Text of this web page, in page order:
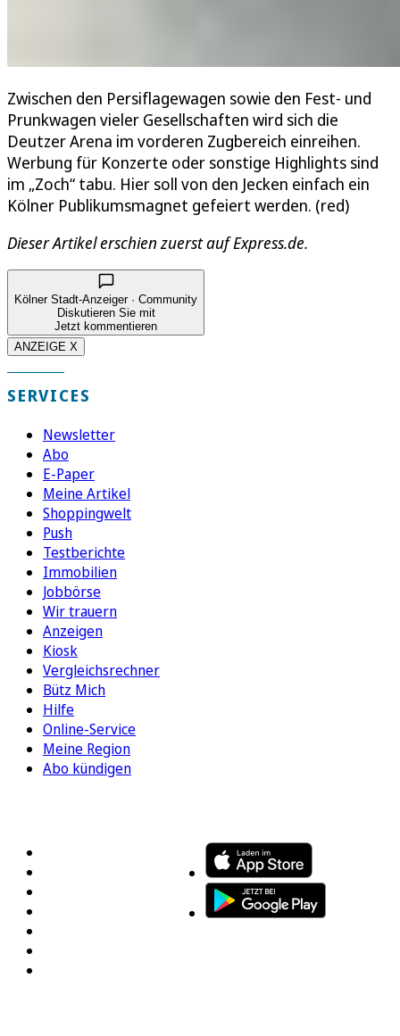
Zwischen den Persiflagewagen sowie den Fest- und
Prunkwagen vieler Gesellschaften wird sich die
Deutzer Arena im vorderen Zugbereich einreihen.
Werbung für Konzerte oder sonstige Highlights sind
im „Zoch“ tabu. Hier soll von den Jecken einfach ein
Kölner Publikumsmagnet gefeiert werden. (red)
Dieser Artikel erschien zuerst auf Express.de.
Kölner Stadt-Anzeiger · Community
Diskutieren Sie mit
Jetzt kommentieren
ANZEIGE X
SERVICES
Newsletter
Abo
E-Paper
Meine Artikel
Shoppingwelt
Push
Testberichte
Immobilien
Jobbörse
Wir trauern
Anzeigen
Kiosk
Vergleichsrechner
Bütz Mich
Hilfe
Online-Service
Meine Region
Abo kündigen